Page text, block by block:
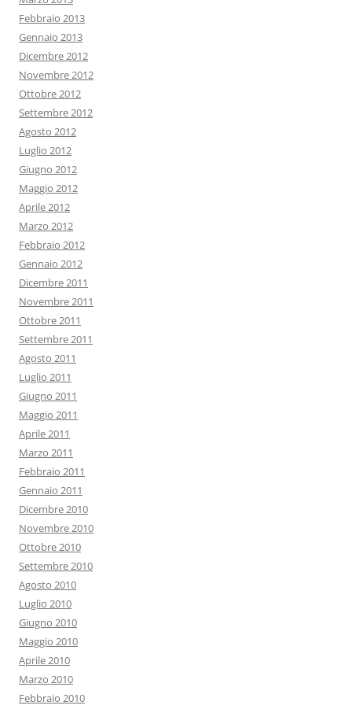
Febbraio 2013
Gennaio 2013
Dicembre 2012
Novembre 2012
Ottobre 2012
Settembre 2012
Agosto 2012
Luglio 2012
Giugno 2012
Maggio 2012
Aprile 2012
Marzo 2012
Febbraio 2012
Gennaio 2012
Dicembre 2011
Novembre 2011
Ottobre 2011
Settembre 2011
Agosto 2011
Luglio 2011
Giugno 2011
Maggio 2011
Aprile 2011
Marzo 2011
Febbraio 2011
Gennaio 2011
Dicembre 2010
Novembre 2010
Ottobre 2010
Settembre 2010
Agosto 2010
Luglio 2010
Giugno 2010
Maggio 2010
Aprile 2010
Marzo 2010
Febbraio 2010